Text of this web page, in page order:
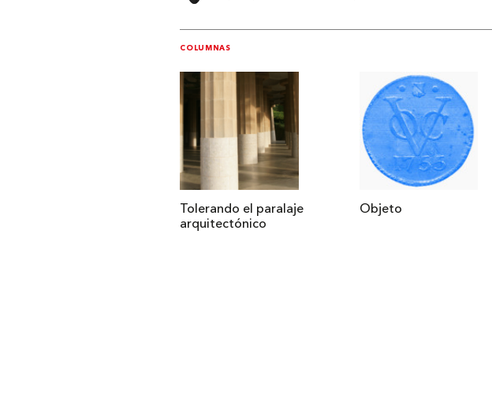
COLUMNAS
Tolerando el paralaje
arquitectónico
Objeto